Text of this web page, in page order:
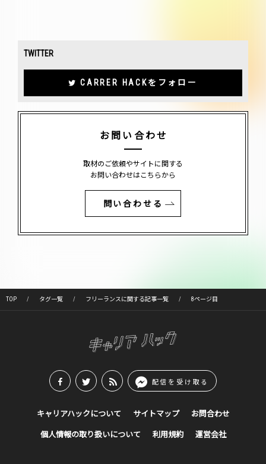
TWITTER
CARRER HACKをフォロー
お問い合わせ
取材のご依頼やサイトに関する
お問い合わせはこちらから
問い合わせる
TOP タグ一覧 フリーランスに関する記事一覧 8ページ目
配信を受け取る
キャリアハックについて サイトマップ お問合わせ
個人情報の取り扱いについて 利用規約 運営会社